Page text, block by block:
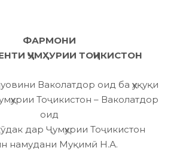
ФАРМОНИ
ҶУМҲУРИИ ТОҶИКИСТОН
Ваколатдор оид ба ҳуқуқи
Тоҷикистон – Ваколатдор
оид
дар Ҷумҳурии Тоҷикистон
намудани Муқимӣ Н.А.